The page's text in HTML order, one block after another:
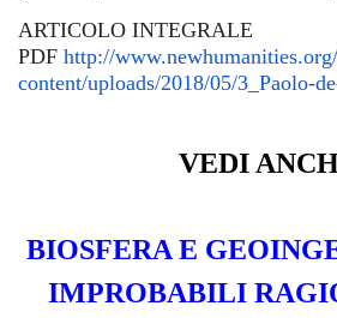
ARTICOLO INTEGRALE
PDF http://
content/uploads/2018/05/3_Paolo-
VEDI
BIOSFERA E
IMPROBABILI